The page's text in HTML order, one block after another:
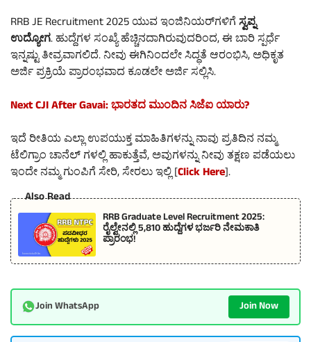
RRB JE Recruitment 2025 ಯುವ ಇಂಜಿನಿಯರ್‌ಗಳಿಗೆಸ್ವಪ್ನ
ಉದ್ಯೋಗ. ಹುದ್ದೆಗಳ ಸಂಖ್ಯೆ ಹೆಚ್ಚಿನದಾಗಿರುವುದರಿಂದ, ಈ ಬಾರಿ ಸ್ಪರ್ಧೆ
ಇನ್ನಷ್ಟು ತೀವ್ರವಾಗಲಿದೆ. ನೀವು ಈಗಿನಿಂದಲೇ ಸಿದ್ಧತೆ ಆರಂಭಿಸಿ, ಅಧಿಕೃತ
ಅರ್ಜಿ ಪ್ರಕ್ರಿಯೆ ಪ್ರಾರಂಭವಾದ ಕೂಡಲೇ ಅರ್ಜಿ ಸಲ್ಲಿಸಿ.
Next CJI After Gavai: ಭಾರತದ ಮುಂದಿನ ಸಿಜೆಐ ಯಾರು?
ಇದೆ ರೀತಿಯ ಎಲ್ಲಾ ಉಪಯುಕ್ತ ಮಾಹಿತಿಗಳನ್ನು ನಾವು ಪ್ರತಿದಿನ ನಮ್ಮ
ಟೆಲಿಗ್ರಾಂ ಚಾನೆಲ್ ಗಳಲ್ಲಿ ಹಾಕುತ್ತೆವೆ, ಅವುಗಳನ್ನು ನೀವು ತಕ್ಷಣ ಪಡೆಯಲು
ಇಂದೇ ನಮ್ಮ ಗುಂಪಿಗೆ ಸೇರಿ, ಸೇರಲು ಇಲ್ಲಿ [Click Here].
Also Read
RRB Graduate Level Recruitment 2025:
ರೈಲ್ವೇನಲ್ಲಿ 5,810 ಹುದ್ದೆಗಳ ಭರ್ಜರಿ ನೇಮಕಾತಿ
ಪ್ರಾರಂಭ!
Join WhatsApp Join Now